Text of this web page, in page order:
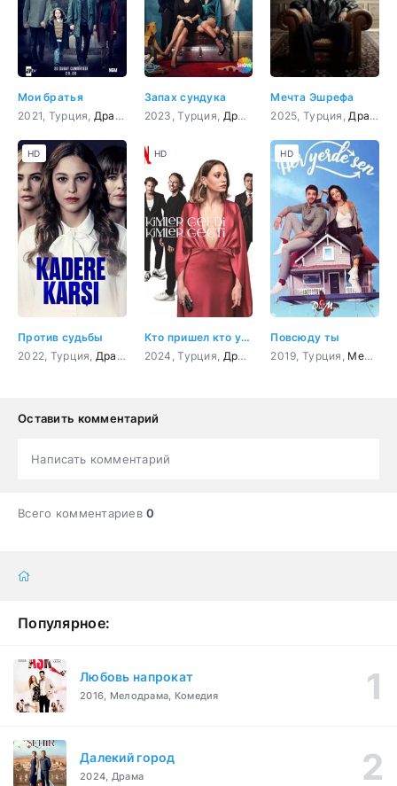
Мои братья
2021, Турция, Драма
Запах сундука
2023, Турция, Драма
Мечта Эшрефа
2025, Турция, Драма
Против судьбы
2022, Турция, Драма Мелодрама
HD
Кто пришел кто ушел
2024, Турция, Драма Мелодрама ,
HD
Повсюду ты
2019, Турция, Мелодрама
HD
Оставить комментарий
Написать комментарий
Всего комментариев0
Популярное:
Любовь напрокат
2016, Мелодрама, Комедия
Далекий город
2024, Драма